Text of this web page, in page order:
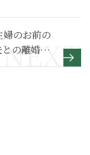
婦のお前の
の離婚へ